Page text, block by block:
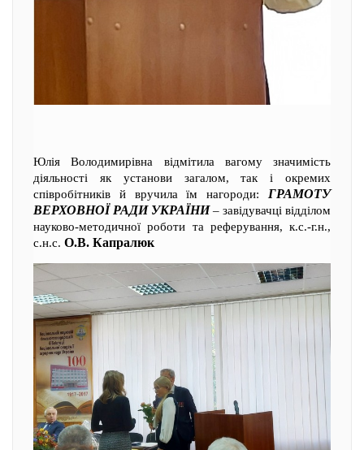
Юлія Володимирівна відмітила вагому значимість
діяльності як установи загалом, так і окремих
співробітників й вручила їм нагороди: ГРАМОТУ
ВЕРХОВНОЇ РАДИ УКРАЇНИ– завідувачці відділом
науково-методичної роботи та реферування, к.с.-г.н.,
с.н.с. О.В. Капралюк